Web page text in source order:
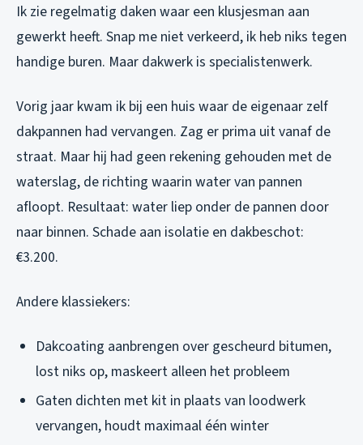
Ik zie regelmatig daken waar een klusjesman aan
gewerkt heeft. Snap me niet verkeerd, ik heb niks tegen
handige buren. Maar dakwerk is specialistenwerk.
Vorig jaar kwam ik bij een huis waar de eigenaar zelf
dakpannen had vervangen. Zag er prima uit vanaf de
straat. Maar hij had geen rekening gehouden met de
waterslag, de richting waarin water van pannen
afloopt. Resultaat: water liep onder de pannen door
naar binnen. Schade aan isolatie en dakbeschot:
€3.200.
Andere klassiekers:
Dakcoating aanbrengen over gescheurd bitumen,
lost niks op, maskeert alleen het probleem
Gaten dichten met kit in plaats van loodwerk
vervangen, houdt maximaal één winter